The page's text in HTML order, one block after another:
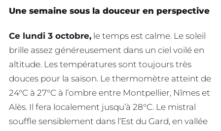
Une semaine sous la douceur en perspective
Ce lundi 3 octobre, le temps est calme. Le soleil
brille assez généreusement dans un ciel voilé en
altitude. Les températures sont toujours très
douces pour la saison. Le thermomètre atteint de
24°C à 27°C à l’ombre entre Montpellier, Nîmes et
Alès. Il fera localement jusqu’à 28°C. Le mistral
souffle sensiblement dans l’Est du Gard, en vallée